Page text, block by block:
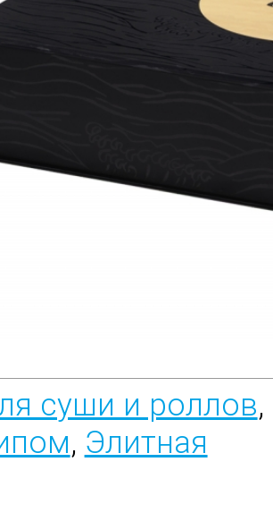
суши и роллов,
, Элитная